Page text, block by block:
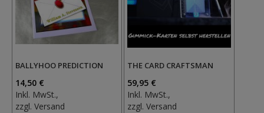
BALLYHOO PREDICTION
14,50 €
Inkl. MwSt.,
zzgl. Versand
THE CARD CRAFTSMAN
59,95 €
Inkl. MwSt.,
zzgl.Versand